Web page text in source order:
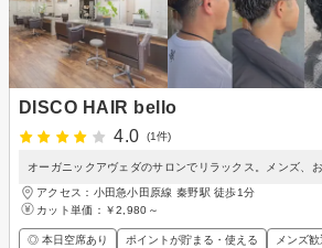
DISCO HAIR bello
4.0
(1件)
オーガニックアヴェダのサロンでリラックス。メンズ、
アクセス：小田急小田原線 秦野駅 徒歩1分
カット単価： ￥2,980～
◎ 本日空席あり ポイントが貯まる・使える メンズ歓